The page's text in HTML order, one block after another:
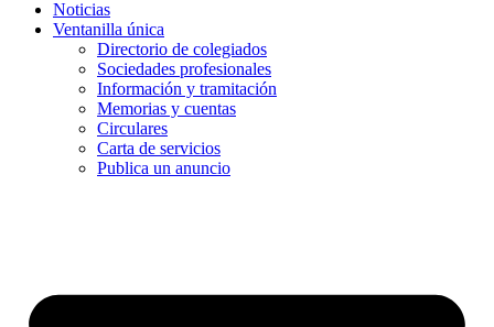
Noticias
Ventanilla única
Directorio de colegiados
Sociedades profesionales
Información y tramitación
Memorias y cuentas
Circulares
Carta de servicios
Publica un anuncio